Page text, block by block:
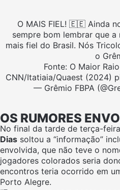
O MAIS FIEL! 🇪🇪 Ainda
sempre bom lembrar que
mais fiel do Brasil. Nós
o
Fonte: O Maior
CNN/Itatiaia/Quaest (2024)
— Grêmio FBPA
OS RUMORES
No final da tarde de terça-
Dias soltou a “informação”
envolvida, que não teve o
jogadores colorados seria
encontros teria ocorrido em
Porto Alegre.